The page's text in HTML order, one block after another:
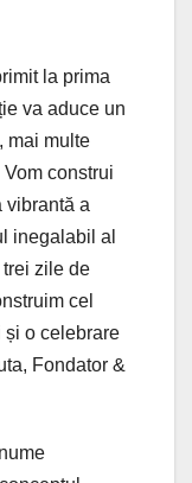
la prima
va aduce un
mai multe
construi
vibrantă a
inegalabil al
zile de
cel
și o celebrare
Fondator &